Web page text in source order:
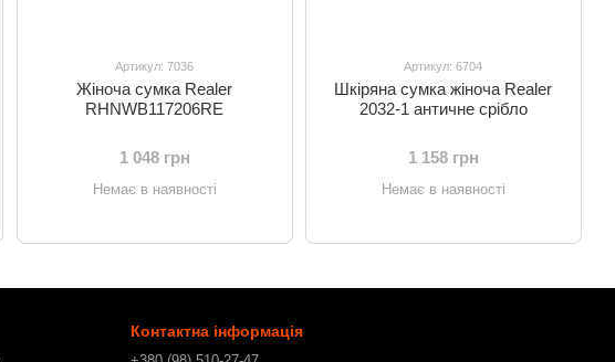
Артикул: 7036
Жіноча сумка Realer
RHNWB117206RE
1 048 грн
Немає в наявності
Артикул: 6704
Шкіряна сумка жіноча Realer
2032-1 античне срібло
1 158 грн
Немає в наявності
Контактна інформація